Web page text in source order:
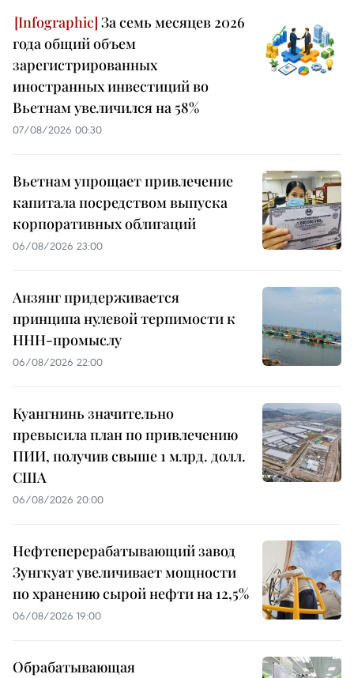
За семь месяцев 2026
года общий объем
зарегистрированных
иностранных инвестиций во
Вьетнам увеличился на 58%
07/08/2026 00:30
Вьетнам упрощает привлечение
капитала посредством выпуска
корпоративных облигаций
06/08/2026 23:00
Анзянг придерживается
принципа нулевой терпимости к
ННН-промыслу
06/08/2026 22:00
Куангнинь значительно
превысила план по привлечению
ПИИ, получив свыше 1 млрд. долл.
США
06/08/2026 20:00
Нефтеперерабатывающий завод
Зунгкуат увеличивает мощности
по хранению сырой нефти на 12,5%
06/08/2026 19:00
Обрабатывающая